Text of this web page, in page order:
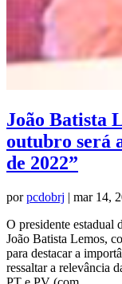
João Batista
outubro será
de 2022”
porpcdobrj | mar 14,
O presidente estadual
João Batista Lemos,
para destacar a
ressaltar a relevância